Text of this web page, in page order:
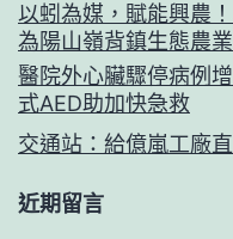
以蚓為媒，賦能興農
為陽山嶺背鎮生態農
醫院外心臟驟停病例
式AED助加快急救
交通站：給億嵐工廠
近期留言